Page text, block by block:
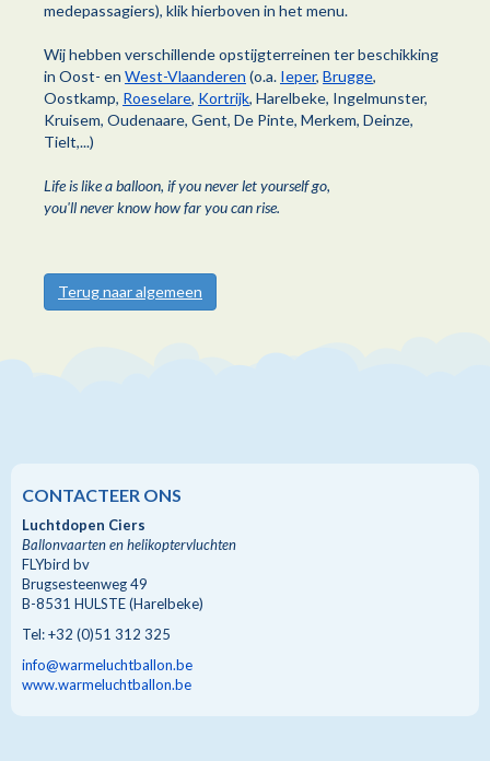
medepassagiers), klik hierboven in het menu.
Wij hebben verschillende opstijgterreinen ter beschikking
in Oost- en West-Vlaanderen (o.a. Ieper, Brugge,
Oostkamp, Roeselare, Kortrijk, Harelbeke, Ingelmunster,
Kruisem, Oudenaare, Gent, De Pinte, Merkem, Deinze,
Tielt,...)
Life is like a balloon, if you never let yourself go,
you'll never know how far you can rise.
Terug naar algemeen
CONTACTEER ONS
Luchtdopen Ciers
Ballonvaarten en helikoptervluchten
FLYbird bv
Brugsesteenweg 49
B-8531 HULSTE (Harelbeke)
Tel: +32 (0)51 312 325
info@warmeluchtballon.be
www.warmeluchtballon.be